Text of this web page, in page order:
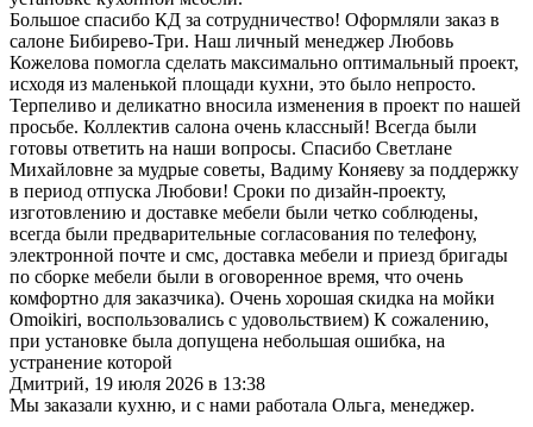
Большое спасибо КД за сотрудничество! Оформляли заказ в
салоне Бибирево-Три. Наш личный менеджер Любовь
Кожелова помогла сделать максимально оптимальный проект,
исходя из маленькой площади кухни, это было непросто.
Терпеливо и деликатно вносила изменения в проект по нашей
просьбе. Коллектив салона очень классный! Всегда были
готовы ответить на наши вопросы. Спасибо Светлане
Михайловне за мудрые советы, Вадиму Коняеву за поддержку
в период отпуска Любови! Сроки по дизайн-проекту,
изготовлению и доставке мебели были четко соблюдены,
всегда были предварительные согласования по телефону,
электронной почте и смс, доставка мебели и приезд бригады
по сборке мебели были в оговоренное время, что очень
комфортно для заказчика). Очень хорошая скидка на мойки
Omoikiri, воспользовались с удовольствием) К сожалению,
при установке была допущена небольшая ошибка, на
устранение которой
Дмитрий, 19 июля 2026 в 13:38
Мы заказали кухню, и с нами работала Ольга, менеджер.